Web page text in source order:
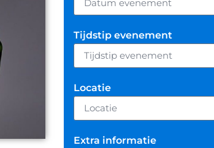
Tijdstip evenement
Locatie
Extra informatie